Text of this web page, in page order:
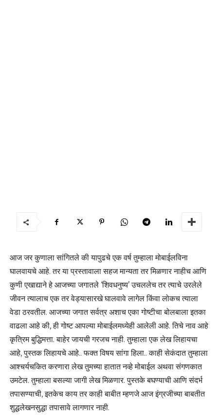
आज जर कुणाला सांगितले की यापुढचे एक वर्ष तुम्हाला मोबाईलविना
घालवायचे आहे. तर या प्रस्तावाला सहज मान्यता तर मिळणार नाहीच आणि
कुणी एखाद्याने हे आजच्या जगातले ‘शिवधनुष्य’ उचललेच तर त्याचे उरलेले
जीवन त्यालाच एक तर वेड्यासारखे घालवावे लागेल किंवा लोकच त्याला
वेडा ठरवतील. आजच्या जगात सर्वत्र अशाच एका गोष्टीचा बोलबाला इतका
वाढला आहे की, ही गोष्ट आपल्या मोबाईलमध्येही आलेली आहे. तिचे नाव आहे
कृत्रिम बुद्धिमत्ता. बाहेर जायची गरजच नाही. तुम्हाला एक लेख लिहायचा
आहे, पुस्तक लिहायचे आहे.. फक्त विषय सांगा हिला.. काही सेकंदात तुम्हाला
आश्चर्यचकित करणारा लेख तुमच्या हातात नव्हे मोबाईल अथवा संगणकात
उमटेल. तुम्हाला बसल्या जागी लेख मिळणार. पुस्तके बघण्याची आणि संदर्भ
तपासण्याची, इतकेच काय तर काही बाबीत म्हणजे आज इंग्रजीच्या बाबतीत
शुद्धलेखनसुद्धा तपासावे लागणार नाही.